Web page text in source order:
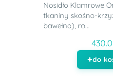
Nosidło Klamrowe
tkaniny skośno-
bawełna), ro...
do